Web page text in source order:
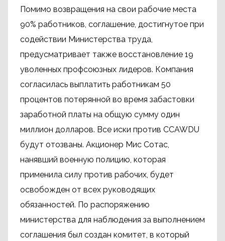
Помимо возвращения на свои рабочие места
90% работников, соглашение, достигнутое при
содействии Министерства труда,
предусматривает также восстановление 19
уволенных профсоюзных лидеров. Компания
согласилась выплатить работникам 50
процентов потерянной во время забастовки
заработной платы на общую сумму один
миллион долларов. Все иски против CCAWDU
будут отозваны. Акционер Мис Сотас,
нанявший военную полицию, которая
применила силу против рабочих, будет
освобожден от всех руководящих
обязанностей. По распоряжению
министерства для наблюдения за выполнением
соглашения был создан комитет, в который